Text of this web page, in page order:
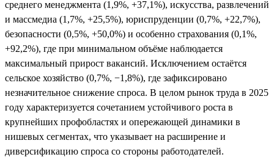
среднего менеджмента (1,9%, +37,1%), искусства, развлечений
и массмедиа (1,7%, +25,5%), юриспруденции (0,7%, +22,7%),
безопасности (0,5%, +50,0%) и особенно страхования (0,1%,
+92,2%), где при минимальном объёме наблюдается
максимальный прирост вакансий. Исключением остаётся
сельское хозяйство (0,7%, −1,8%), где зафиксировано
незначительное снижение спроса. В целом рынок труда в 2025
году характеризуется сочетанием устойчивого роста в
крупнейших профобластях и опережающей динамики в
нишевых сегментах, что указывает на расширение и
диверсификацию спроса со стороны работодателей.